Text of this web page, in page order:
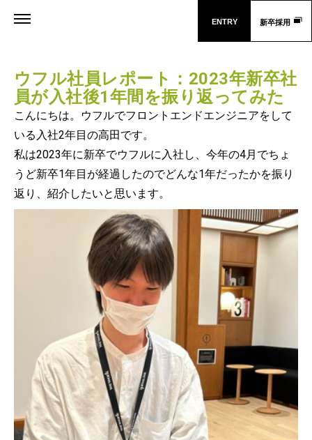
新卒採用
ENTRY
ウフル社員レポート：2023年新卒社
員が入社後1年間を振り返ってみた
こんにちは。ウフルでフロントエンドエンジニアをして
いる入社2年目の高田です。
私は2023年に新卒でウフルに入社し、今年の4月でちょ
うど新卒1年目が経過したのでどんな1年だったかを振り
返り、紹介したいと思います。